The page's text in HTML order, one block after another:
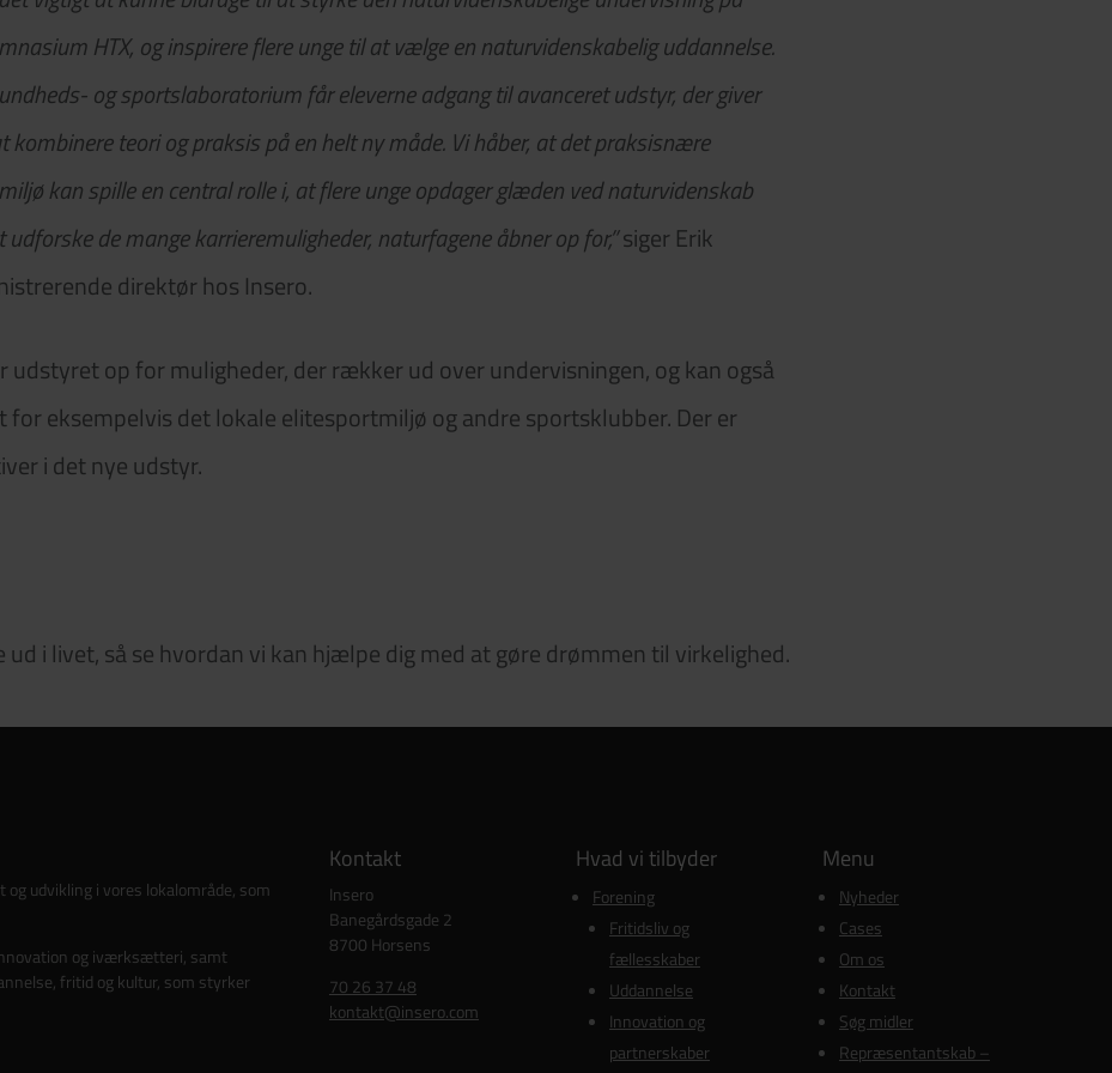
HTX, og inspirere flere unge til at vælge en naturvidenskabelig uddannelse.
og sportslaboratorium får eleverne adgang til avanceret udstyr, der giver
kombinere teori og praksis på en helt ny måde. Vi håber, at det praksisnære
kan spille en central rolle i, at flere unge opdager glæden ved naturvidenskab
de mange karrieremuligheder, naturfagene åbner op for,”siger Erik
direktør hos Insero.
udstyret op for muligheder, der rækker ud over undervisningen, og kan også
eksempelvis det lokale elitesportmiljø og andre sportsklubber. Der er
i det nye udstyr.
i livet, så se hvordan vi kan hjælpe dig med at gøre drømmen til virkelighed.
udvikling i vores lokalområde, som
og iværksætteri, samt
fritid og kultur, som styrker
Kontakt
Insero
Banegårdsgade 2
8700 Horsens
70 26 37 48
kontakt@insero.com
Hvad vi tilbyder
Forening
Fritidsliv og
fællesskaber
Uddannelse
Innovation og
partnerskaber
Menu
Nyheder
Cases
Om os
Kontakt
Søg midler
Repræsentantskab –